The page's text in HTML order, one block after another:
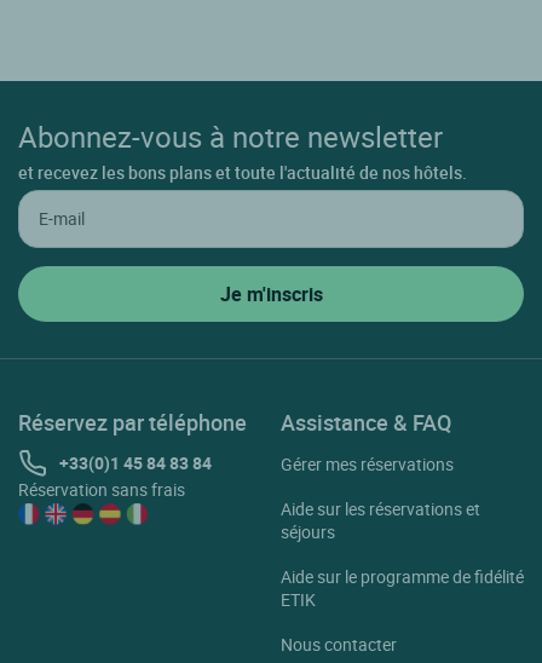
Abonnez-vous à notre newsletter
et recevez les bons plans et toute l'actualité de nos hôtels.
Réservez par téléphone
+33(0)1 45 84 83 84
Réservation sans frais
Assistance & FAQ
Gérer mes réservations
Aide sur les réservations et
séjours
Aide sur le programme de fidélité
ETIK
Nous contacter